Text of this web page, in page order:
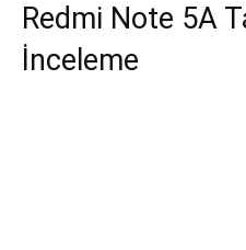
Redmi Note 5A
İnceleme